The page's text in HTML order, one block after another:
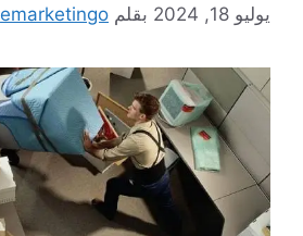
يوليو 18, 2024 بقلم emarketingo